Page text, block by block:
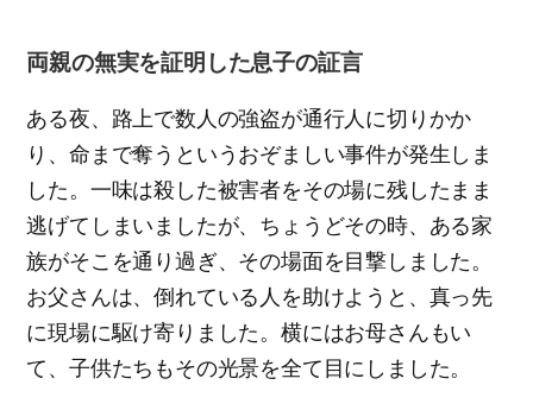
両親の無実を証明した息子の証言
ある夜、路上で数人の強盗が通行人に切りかか
り、命まで奪うというおぞましい事件が発生しま
した。一味は殺した被害者をその場に残したまま
逃げてしまいましたが、ちょうどその時、ある家
族がそこを通り過ぎ、その場面を目撃しました。
お父さんは、倒れている人を助けようと、真っ先
に現場に駆け寄りました。横にはお母さんもい
て、子供たちもその光景を全て目にしました。